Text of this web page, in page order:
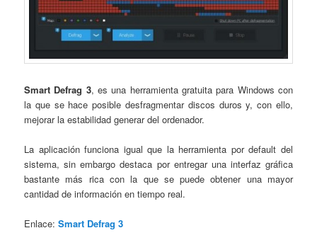
Smart Defrag 3, es una herramienta gratuita para Windows con
la que se hace posible desfragmentar discos duros y, con ello,
mejorar la estabilidad generar del ordenador.
La aplicación funciona igual que la herramienta por default del
sistema, sin embargo destaca por entregar una interfaz gráfica
bastante más rica con la que se puede obtener una mayor
cantidad de información en tiempo real.
Enlace:Smart Defrag 3